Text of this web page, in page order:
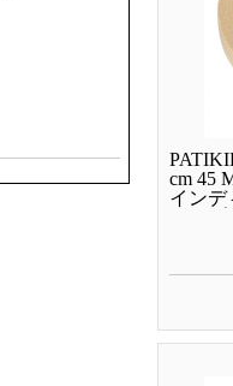
cm 45
インデ
クラ